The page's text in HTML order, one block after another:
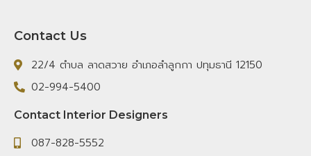
Contact Us
22/4 ตำบล ลาดสวาย อำเภอลำลูกกา ปทุมธานี 12150
02-994-5400
Contact Interior Designers
087-828-5552